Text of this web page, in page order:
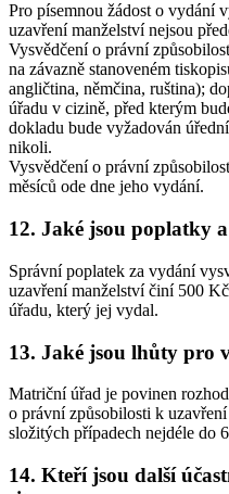
Pro písemnou žádost o vydání
uzavření manželství nejsou
Vysvědčení o právní
na závazně stanoveném
angličtina, němčina, ruština);
úřadu v cizině, před kterým
dokladu bude vyžadován
nikoli.
Vysvědčení o právní
měsíců ode dne jeho vydání.
12. Jaké jsou poplatky
Správní poplatek za vydání
uzavření manželství činí 500
úřadu, který jej vydal.
13. Jaké jsou lhůty pro
Matriční úřad je povinen
o právní způsobilosti k
složitých případech nejdéle do
14. Kteří jsou další